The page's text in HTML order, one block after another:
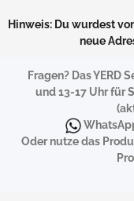
Hinweis: Du wurdest
neue
Fragen? Das YERD
und 13-17 Uhr für
Oder nutze das